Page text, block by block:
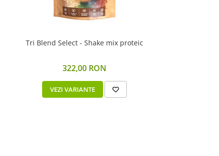
Tri Blend Select - Shake mix proteic
322,00 RON
VEZI VARIANTE